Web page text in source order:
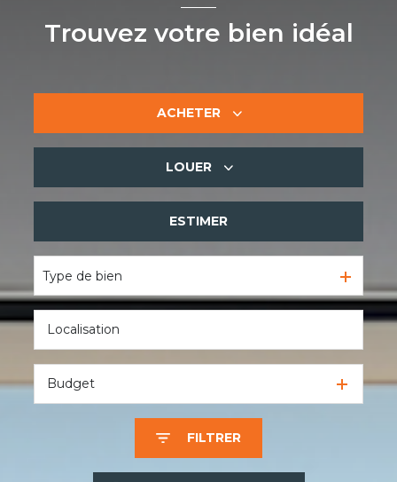
Trouvez votre bien idéal
ACHETER
De l'immo pro
LOUER
De l'immo pro
ESTIMER
Type de bien
Budget
FILTRER